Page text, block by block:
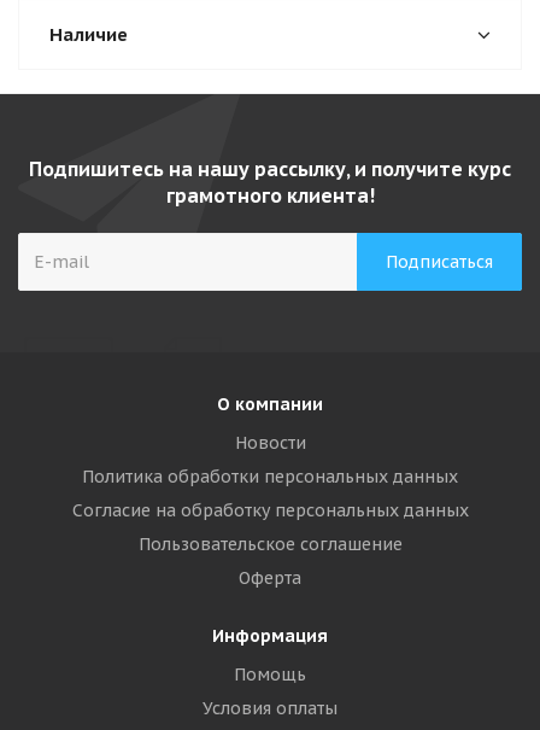
Наличие
Подпишитесь на нашу рассылку, и получите курс
грамотного клиента!
О компании
Новости
Политика обработки персональных данных
Согласие на обработку персональных данных
Пользовательское соглашение
Оферта
Информация
Помощь
Условия оплаты